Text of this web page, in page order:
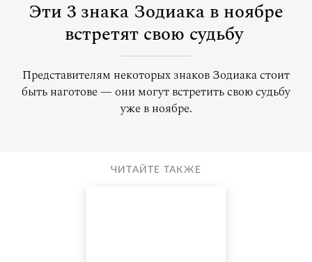
Эти 3 знака Зодиака в ноябре
встретят свою судьбу
Представителям некоторых знаков Зодиака стоит
быть наготове — они могут встретить свою судьбу
уже в ноябре.
ЧИТАЙТЕ ТАКЖЕ